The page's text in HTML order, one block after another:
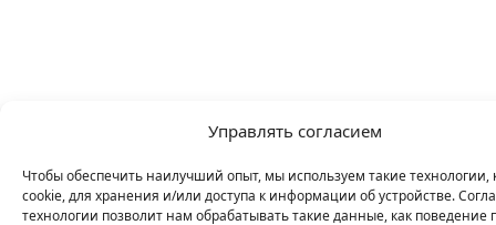
Управлять согласием
Чтобы обеспечить наилучший опыт, мы используем такие технологии,
cookie, для хранения и/или доступа к информации об устройстве.
технологии позволит нам обрабатывать такие данные, как поведение